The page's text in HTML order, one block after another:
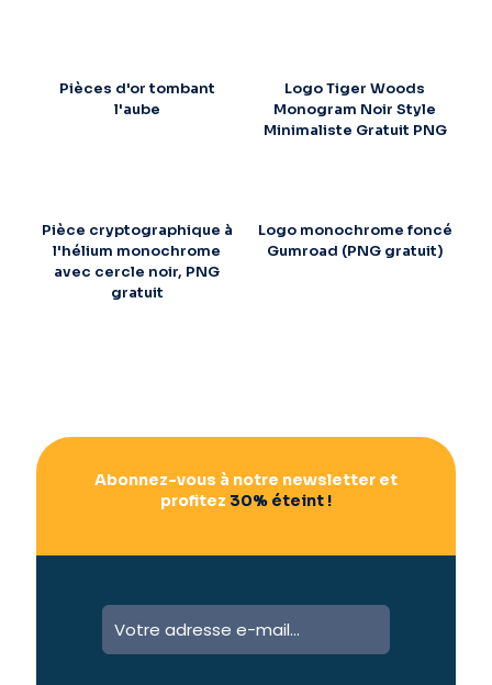
Pièces d'or tombant
l'aube
Logo Tiger Woods
Monogram Noir Style
Minimaliste Gratuit PNG
Pièce cryptographique à
l'hélium monochrome
avec cercle noir, PNG
gratuit
Logo monochrome foncé
Gumroad (PNG gratuit)
Abonnez-vous à notre newsletter et
profitez 30% éteint !